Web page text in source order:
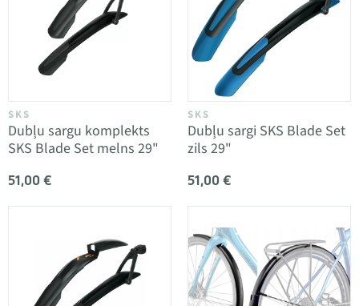
SKS
Dubļu sargu komplekts
SKS Blade Set melns 29"
51,00 €
SKS
Dubļu sargi SKS Blade Set
zils 29"
51,00 €